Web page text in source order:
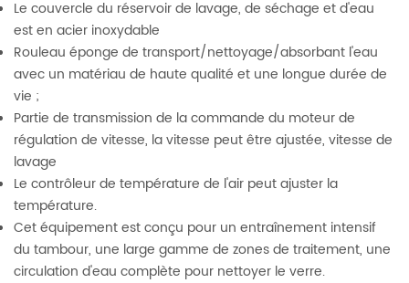
Le couvercle du réservoir de lavage, de séchage et d'eau
est en acier inoxydable
Rouleau éponge de transport/nettoyage/absorbant l'eau
avec un matériau de haute qualité et une longue durée de
vie ;
Partie de transmission de la commande du moteur de
régulation de vitesse, la vitesse peut être ajustée, vitesse de
lavage
Le contrôleur de température de l'air peut ajuster la
température.
Cet équipement est conçu pour un entraînement intensif
du tambour, une large gamme de zones de traitement, une
circulation d'eau complète pour nettoyer le verre.